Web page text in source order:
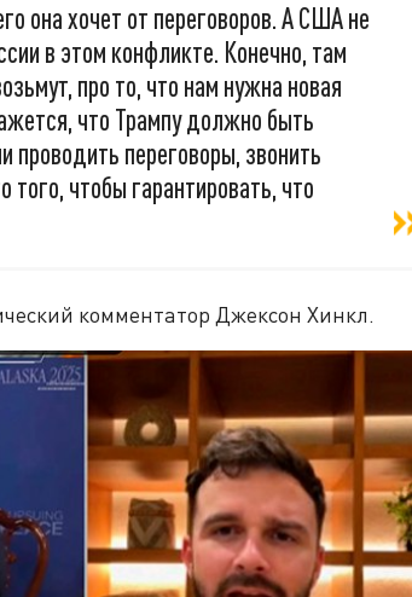
она хочет от переговоров. А США не
в этом конфликте. Конечно, там
про то, что нам нужна новая
что Трампу должно быть
проводить переговоры, звонить
чтобы гарантировать, что
комментатор Джексон Хинкл.